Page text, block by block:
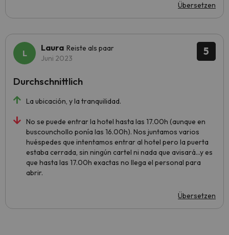
Übersetzen
5
Laura Reiste als paar
Juni 2023
La ubicación, y la tranquilidad.
No se puede entrar la hotel hasta las 17.00h (aunque en
buscounchollo ponía las 16.00h). Nos juntamos varios
huéspedes que intentamos entrar al hotel pero la puerta
estaba cerrada, sin ningún cartel ni nada que avisará...y es
que hasta las 17.00h exactas no llega el personal para
abrir.
Übersetzen
Durchschnittlich